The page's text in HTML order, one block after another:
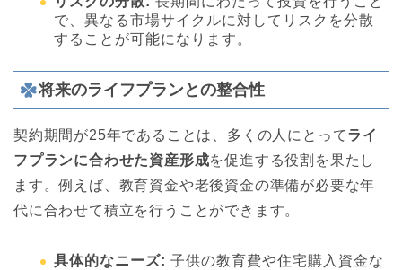
で、異なる市場サイクルに対してリスクを分散
することが可能になります。
将来のライフプランとの整合性
契約期間が25年であることは、多くの人にとってライ
フプランに合わせた資産形成を促進する役割を果たし
ます。例えば、教育資金や老後資金の準備が必要な年
代に合わせて積立を行うことができます。
具体的なニーズ: 子供の教育費や住宅購入資金な